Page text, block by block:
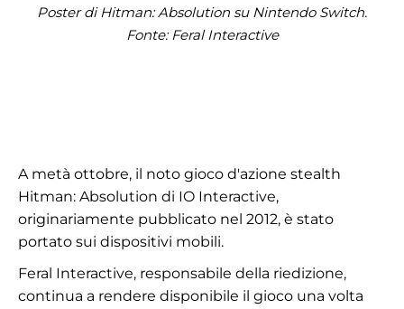
Poster di Hitman: Absolution su Nintendo Switch.
Fonte: Feral Interactive
A metà ottobre, il noto gioco d'azione stealth
Hitman: Absolution di IO Interactive,
originariamente pubblicato nel 2012, è stato
portato sui dispositivi mobili.
Feral Interactive, responsabile della riedizione,
continua a rendere disponibile il gioco una volta